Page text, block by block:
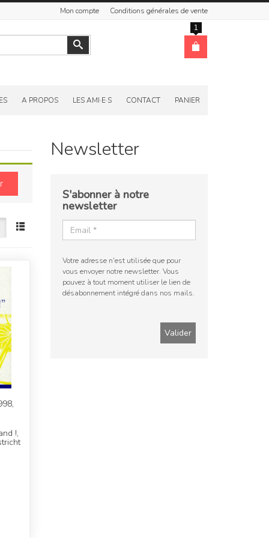
Mon compte Conditions générales de vente
1
A PROPOS LES AMI·E·S CONTACT PANIER
!,
Newsletter
S'abonner à notre
newsletter
Votre adresse n'est utilisée que pour
vous envoyer notre newsletter. Vous
pouvez à tout moment utiliser le lien de
désabonnement intégré dans nos mails.